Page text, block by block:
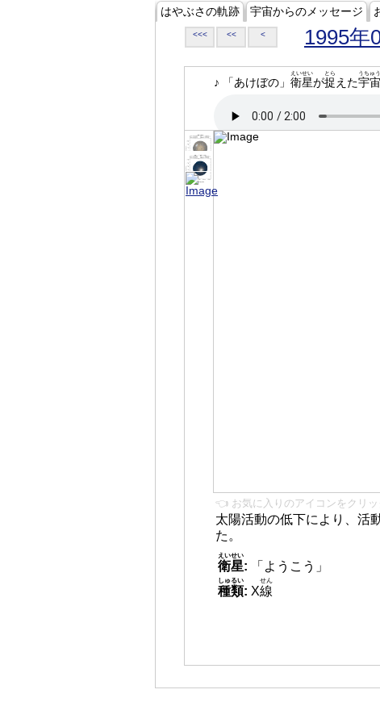
はやぶさの軌跡 宇宙からのメッセージ
<<< << < 1995年
♪ 「あけぼの」 衛星
えいせい
が捉
とら
えた宇宙
うちゅう
👈 お気に入りのアイコンをクリッ
太陽活動の低下により、活
た。
衛星
えいせい
:
「ようこう」
種類
しゅるい
: X線
せん